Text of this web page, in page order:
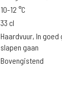
10-12 °C
33 cl
Haardvuur, In
slapen gaan
Bovengistend